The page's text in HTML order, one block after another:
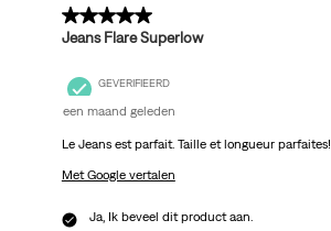
5 van 5 sterren.
Jeans Flare Superlow
GEVERIFIEERD
een maand geleden
Le Jeans est parfait. Taille et longueur parfaites!
Met Google vertalen
Ja, Ik beveel dit product aan.